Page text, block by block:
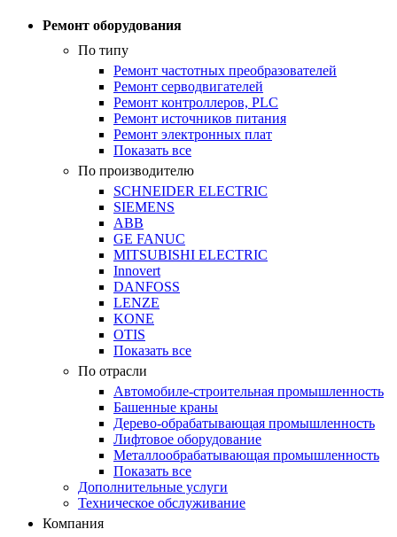
Ремонт оборудования
По типу
Ремонт частотных преобразователей
Ремонт серводвигателей
Ремонт контроллеров, PLC
Ремонт источников питания
Ремонт электронных плат
Показать все
По производителю
SCHNEIDER ELECTRIC
SIEMENS
ABB
GE FANUC
MITSUBISHI ELECTRIC
Innovert
DANFOSS
LENZE
KONE
OTIS
Показать все
По отрасли
Автомобиле-строительная промышленность
Башенные краны
Дерево-обрабатывающая промышленность
Лифтовое оборудование
Металлообрабатывающая промышленность
Показать все
Дополнительные услуги
Техническое обслуживание
Компания